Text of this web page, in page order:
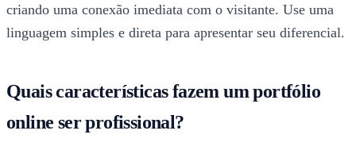
criando uma conexão imediata com o visitante. Use uma
linguagem simples e direta para apresentar seu diferencial.
Quais características fazem um portfólio
online ser profissional?